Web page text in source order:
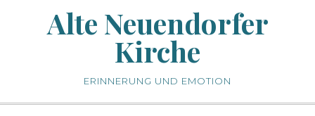
Alte Neuendorfer
Kirche
ERINNERUNG UND EMOTION